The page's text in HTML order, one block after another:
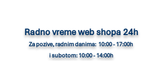
Radno vreme web shopa 24h
Za pozive, radnim danima: 10:00 - 17:00h
i subotom: 10:00 - 14:00h